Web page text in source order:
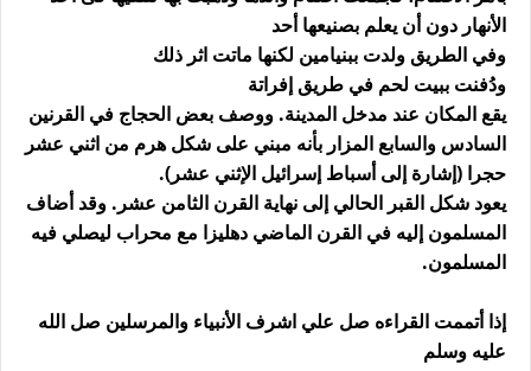
الأنهار دون أن يعلم بصنيعها أحد
وفي الطريق ولدت ببنيامين لكنها ماتت اثر ذلك
ودُفنت ببيت لحم في طريق إفراتة
يقع المكان عند مدخل المدينة. ووصف بعض الحجاج في القرنين
السادس والسابع المزار بأنه مبني على شكل هرم من اثني عشر
حجرا (إشارة إلى أسباط إسرائيل الإثني عشر).
يعود شكل القبر الحالي إلى نهاية القرن الثامن عشر. وقد أضاف
المسلمون إليه في القرن الماضي دهليزا مع محراب ليصلي فيه
المسلمون.
إذا أتممت القراءه صل علي اشرف الأنبياء والمرسلين صل الله
عليه وسلم